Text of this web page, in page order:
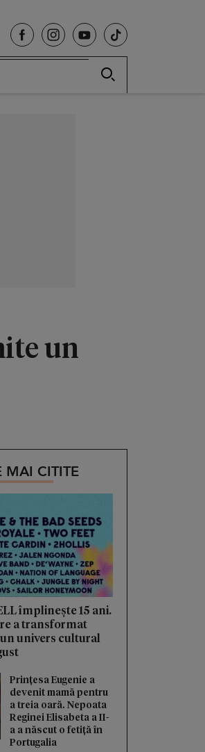
un
MAI CITITE
împlinește 15 ani.
a transformat
univers cultural
Prințesa Eugenie a
devenit mamă pentru
a treia oară. Nepoata
Reginei Elisabeta a II-
a a născut o fetiță în
Portugalia